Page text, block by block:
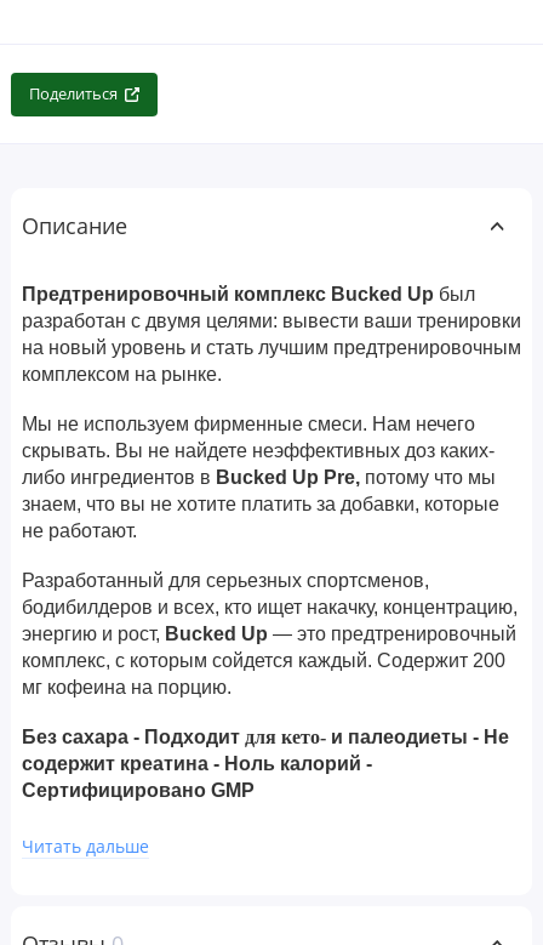
Поделиться
Описание
Предтренировочный комплекс Bucked Up был
разработан с двумя целями: вывести ваши тренировки
на новый уровень и стать лучшим предтренировочным
комплексом на рынке.
Мы не используем фирменные смеси. Нам нечего
скрывать. Вы не найдете неэффективных доз каких-
либо ингредиентов в Bucked Up Pre, потому что мы
знаем, что вы не хотите платить за добавки, которые
не работают.
Разработанный для серьезных спортсменов,
бодибилдеров и всех, кто ищет накачку, концентрацию,
энергию и рост, Bucked Up — это предтренировочный
комплекс, с которым сойдется каждый. Содержит 200
мг кофеина на порцию.
Без сахара - Подходит для кето- и палеодиеты - Не
содержит креатина - Ноль калорий -
Сертифицировано GMP
Цитруллин
Кофеин
Читать дальше